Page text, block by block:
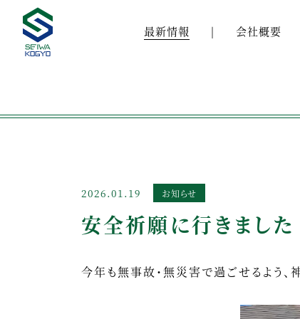
最新情報 会社概要
2026.01.19 お知らせ
安全祈願に行きました
今年も無事故・無災害で過ごせるよう、